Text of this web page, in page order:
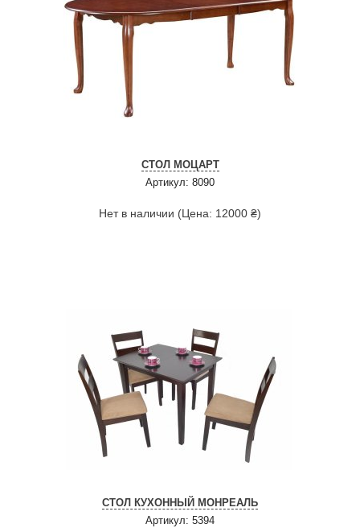
СТОЛ МОЦАРТ
Артикул: 8090
Нет в наличии (Цена: 12000 ₴)
СТОЛ КУХОННЫЙ МОНРЕАЛЬ
Артикул: 5394